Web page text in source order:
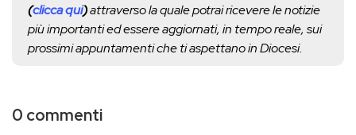
(clicca qui)attraverso la quale potrai ricevere le notizie
più importanti ed essere aggiornati, in tempo reale, sui
prossimi appuntamenti che ti aspettano in Diocesi.
0 commenti